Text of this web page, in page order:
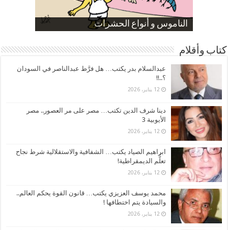
الناموس و أنواع الحشرات
الموظفين بعد ارتفاع الأسعار
ارتفاع نسبة الطلاق في مصر
صورة كاركاتيرية
صورة كاركاتيرية
كتاب وأقلام
عبدالسلام بدر يكتب… هل فرَّط عبدالناصر في السودان
؟..!!
12 يناير، 2026
دينا شرف الدين تكتب… مصر على مر العصور.. مصر
الأيوبية 3
12 يناير، 2026
ابراهيم الصياد يكتب… الشفافية والاستقلالية شرط نجاح
تعلُّم الديمقراطية!
12 يناير، 2026
محمد يوسف العزيزي يكتب… قانون القوة يحكم العالم..
والسيادة يتم اختطافها !
12 يناير، 2026